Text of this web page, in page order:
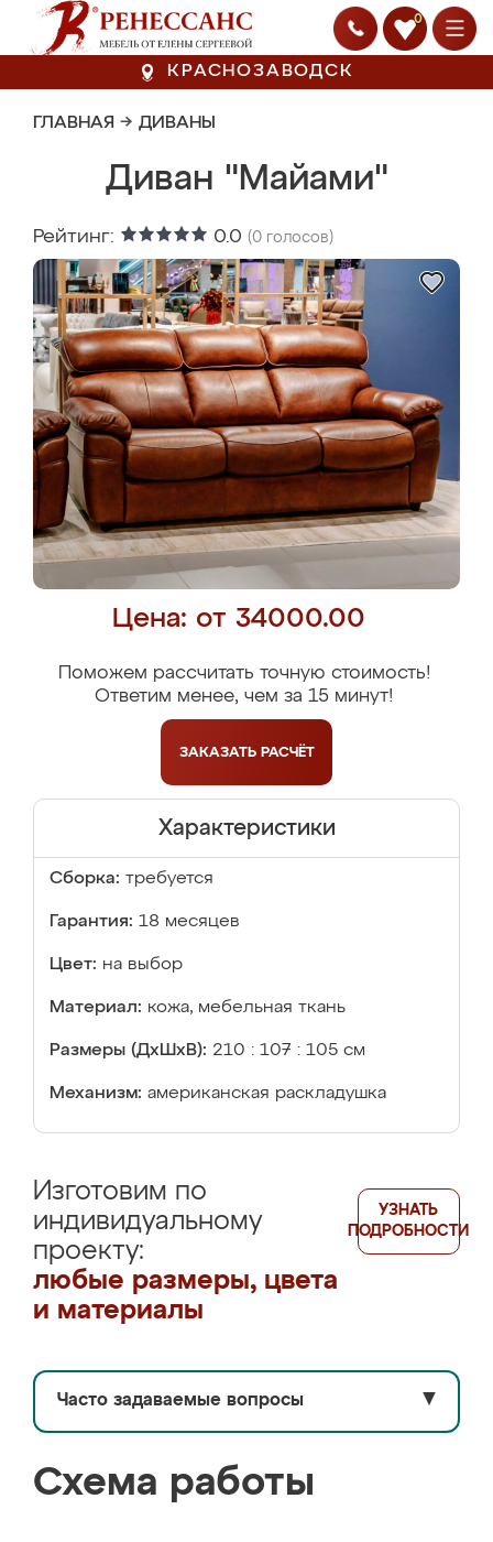
0
КРАСНОЗАВОДСК
ГЛАВНАЯ → ДИВАНЫ
Диван "Майами"
Рейтинг: 0.0 (0 голосов)
Цена: от 34000.00
Поможем рассчитать точную стоимость!
Ответим менее, чем за 15 минут!
ЗАКАЗАТЬ РАСЧЁТ
Характеристики
Сборка: требуется
Гарантия: 18 месяцев
Цвет: на выбор
Материал: кожа, мебельная ткань
Размеры (ДхШхВ): 210 : 107 : 105 см
Механизм: американская раскладушка
Изготовим по
индивидуальному
проекту:
любые размеры, цвета
и материалы
УЗНАТЬ
ПОДРОБНОСТИ
Часто задаваемые вопросы ▼
Схема работы